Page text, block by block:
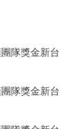
隊獎金新台
隊獎金新台